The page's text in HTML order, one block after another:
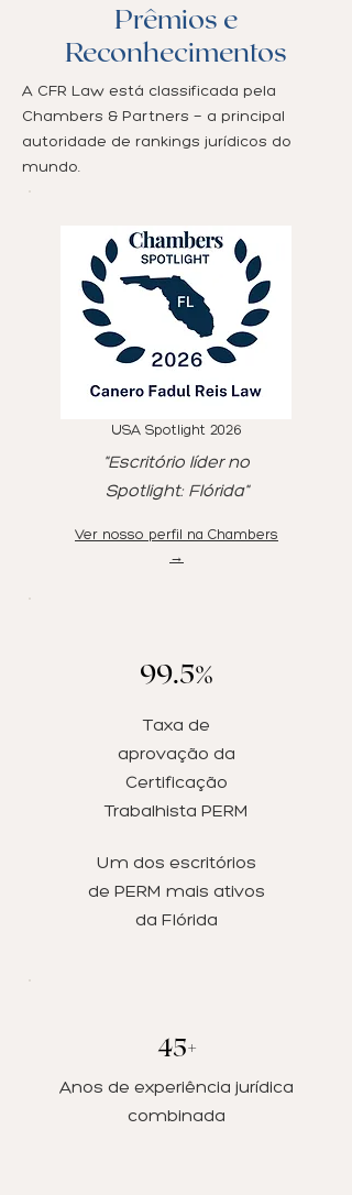
Prêmios e
Reconhecimentos
A CFR Law está classificada pela
Chambers & Partners — a principal
autoridade de rankings jurídicos do
mundo.
USA Spotlight 2026
"Escritório líder no
Spotlight: Flórida"
Ver nosso perfil na Chambers
→
99.5%
Taxa de
aprovação da
Certificação
Trabalhista PERM
Um dos escritórios
de PERM mais ativos
da Flórida
45+
Anos de experiência jurídica
combinada